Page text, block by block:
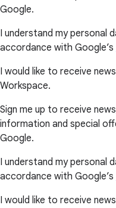
Google.
I understand my personal
accordance with Google’s
I would like to receive
Workspace.
Sign me up to receive
information and special
Google.
I understand my personal
accordance with Google’s
I would like to receive